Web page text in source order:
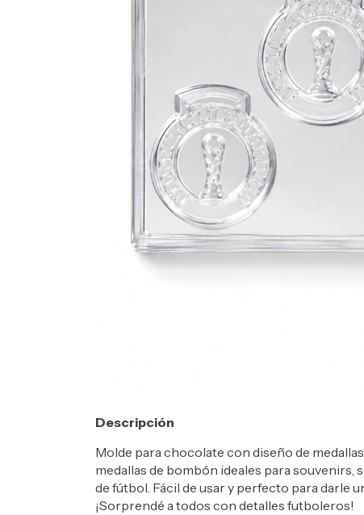
Descripción
Molde para chocolate con diseño de
medallas de bombón ideales para
de fútbol. Fácil de usar y perfecto para darle
¡Sorprendé a todos con detalles futboleros!